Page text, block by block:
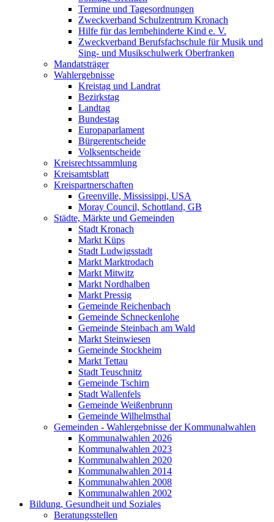
Termine und Tagesordnungen
Zweckverband Schulzentrum Kronach
Hilfe für das lernbehinderte Kind e. V.
Zweckverband Berufsfachschule für Musik und
Sing- und Musikschulwerk Oberfranken
Mandatsträger
Wahlergebnisse
Kreistag und Landrat
Bezirkstag
Landtag
Bundestag
Europaparlament
Bürgerentscheide
Volksentscheide
Kreisrechtssammlung
Kreisamtsblatt
Kreispartnerschaften
Greenville, Mississippi, USA
Moray Council, Schottland, GB
Städte, Märkte und Gemeinden
Stadt Kronach
Markt Küps
Stadt Ludwigsstadt
Markt Marktrodach
Markt Mitwitz
Markt Nordhalben
Markt Pressig
Gemeinde Reichenbach
Gemeinde Schneckenlohe
Gemeinde Steinbach am Wald
Markt Steinwiesen
Gemeinde Stockheim
Markt Tettau
Stadt Teuschnitz
Gemeinde Tschirn
Stadt Wallenfels
Gemeinde Weißenbrunn
Gemeinde Wilhelmsthal
Gemeinden - Wahlergebnisse der Kommunalwahlen
Kommunalwahlen 2026
Kommunalwahlen 2023
Kommunalwahlen 2020
Kommunalwahlen 2014
Kommunalwahlen 2008
Kommunalwahlen 2002
Bildung, Gesundheit und Soziales
Beratungsstellen